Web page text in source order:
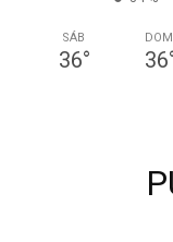
SÁB
36°
DOM
36